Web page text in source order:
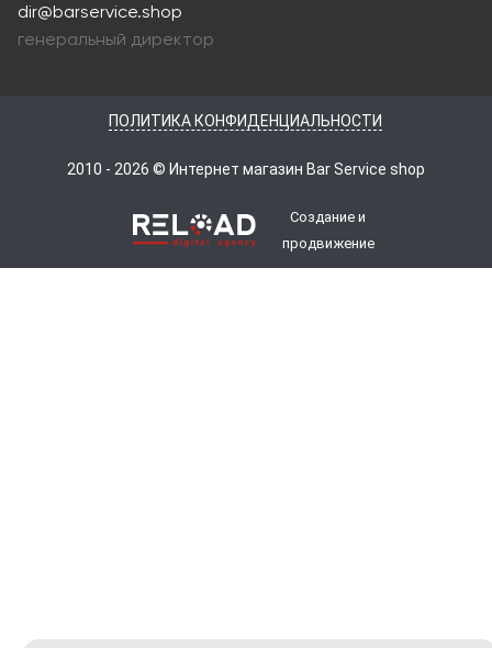
dir@barservice.shop
генеральный директор
ПОЛИТИКА КОНФИДЕНЦИАЛЬНОСТИ
2010 - 2026 © Интернет магазин Bar Service shop
Создание и
продвижение